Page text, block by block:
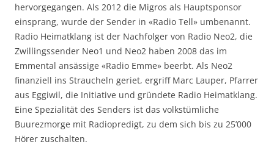
hervorgegangen. Als 2012 die Migros als Hauptsponsor
einsprang, wurde der Sender in «Radio Tell» umbenannt.
Radio Heimatklang ist der Nachfolger von Radio Neo2, die
Zwillingssender Neo1 und Neo2 haben 2008 das im
Emmental ansässige «Radio Emme» beerbt. Als Neo2
finanziell ins Straucheln geriet, ergriff Marc Lauper, Pfarrer
aus Eggiwil, die Initiative und gründete Radio Heimatklang.
Eine Spezialität des Senders ist das volkstümliche
Buurezmorge mit Radiopredigt, zu dem sich bis zu 25’000
Hörer zuschalten.